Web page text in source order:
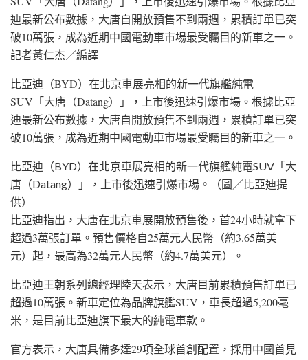
迪最新公布數據，大唐自開放預售不到兩週，累積訂單已突
破10萬張，成為近期中國電動車市場最受矚目的新車之一。
記者黃仁杰／編譯
比亞迪（BYD）在北京車展亮相的新一代旗艦純電
SUV「大唐（Datang）」，上市後迅速引爆市場。根據比亞
迪最新公布數據，大唐自開放預售不到兩週，累積訂單已突
破10萬張，成為近期中國電動車市場最受矚目的新車之一。
比亞迪（BYD）在北京車展亮相的新一代旗艦純電SUV「大
唐（Datang）」，上市後迅速引爆市場。（圖／比亞迪提
供）
比亞迪指出，大唐在北京車展開放預售後，首24小時就拿下
超過3萬張訂單。預售價格自25萬元人民幣（約3.65萬美
元）起，最高為32萬元人民幣（約4.7萬美元）。
比亞迪王朝系列總經理陸天表示，大唐目前累積預售訂單已
超過10萬張。新車定位為品牌旗艦SUV，車長超過5,200毫
米，是目前比亞迪旗下最大的純電車款。
官方表示，大唐具備多達29項全球首創配置，採用中國首見